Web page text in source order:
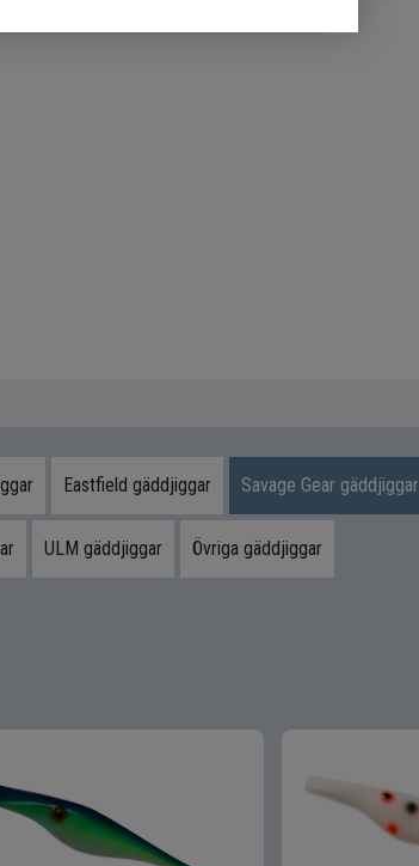
Eastfield gäddjiggar Savage Gear gäddjiggar
ULM gäddjiggar Övriga gäddjiggar